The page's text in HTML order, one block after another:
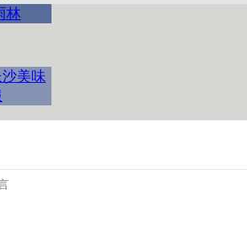
林
美味